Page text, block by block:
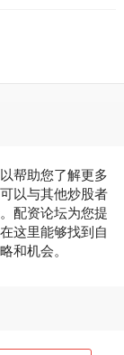
帮助您了解更多
以与其他炒股者
配资论坛为您提
这里能够找到自
和机会。